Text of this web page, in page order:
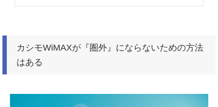
カシモWiMAXが『圏外』にならないための方法
はある